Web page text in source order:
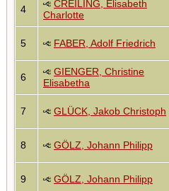
4
CREILING, Elisabeth
Charlotte
5 FABER, Adolf Friedrich
6
GIENGER, Christine
Elisabetha
7 GLÜCK, Jakob Christoph
8 GÖLZ, Johann Philipp
9 GÖLZ, Johann Philipp